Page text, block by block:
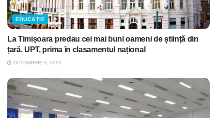
EDUCAȚIE
La Timișoara predau cei mai buni oameni de știință din
țară. UPT, prima în clasamentul național
OCTOMBRIE 9, 2025